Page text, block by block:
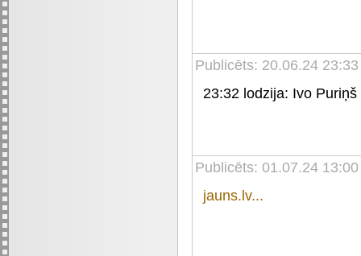
Publicēts: 20.06.24 23:33
23:32 lodzija: Ivo
Publicēts: 01.07.24 13:00
jauns.lv...